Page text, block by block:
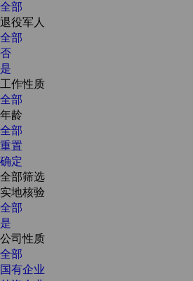
全部
退役军人
全部
否
是
工作性质
全部
年龄
全部
重置
确定
全部筛选
实地核验
全部
是
公司性质
全部
国有企业